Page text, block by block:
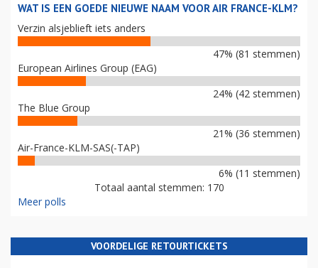
WAT IS EEN GOEDE NIEUWE NAAM VOOR AIR FRANCE-KLM?
Verzin alsjeblieft iets anders
47% (81 stemmen)
European Airlines Group (EAG)
24% (42 stemmen)
The Blue Group
21% (36 stemmen)
Air-France-KLM-SAS(-TAP)
6% (11 stemmen)
Totaal aantal stemmen: 170
Meer polls
VOORDELIGE RETOURTICKETS